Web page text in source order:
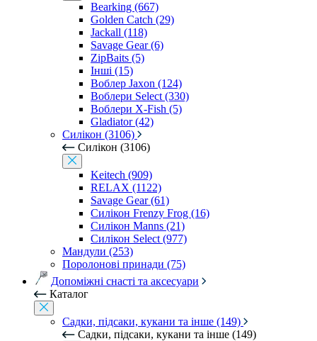
Bearking (667)
Golden Catch (29)
Jackall (118)
Savage Gear (6)
ZipBaits (5)
Інші (15)
Воблер Jaxon (124)
Воблери Select (330)
Воблери X-Fish (5)
Gladiator (42)
Силікон (3106)
Силікон (3106)
Keitech (909)
RELAX (1122)
Savage Gear (61)
Силікон Frenzy Frog (16)
Силікон Manns (21)
Силікон Select (977)
Мандули (253)
Поролонові принади (75)
Допоміжні снасті та аксесуари
Каталог
Садки, підсаки, кукани та інше (149)
Садки, підсаки, кукани та інше (149)